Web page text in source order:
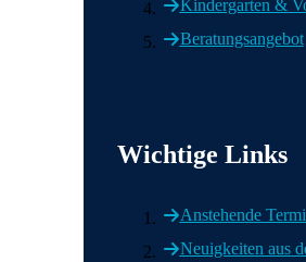
Kindergarten &
Beratungsangebot
Wichtige Links
Anstehende
Neuigkeiten aus